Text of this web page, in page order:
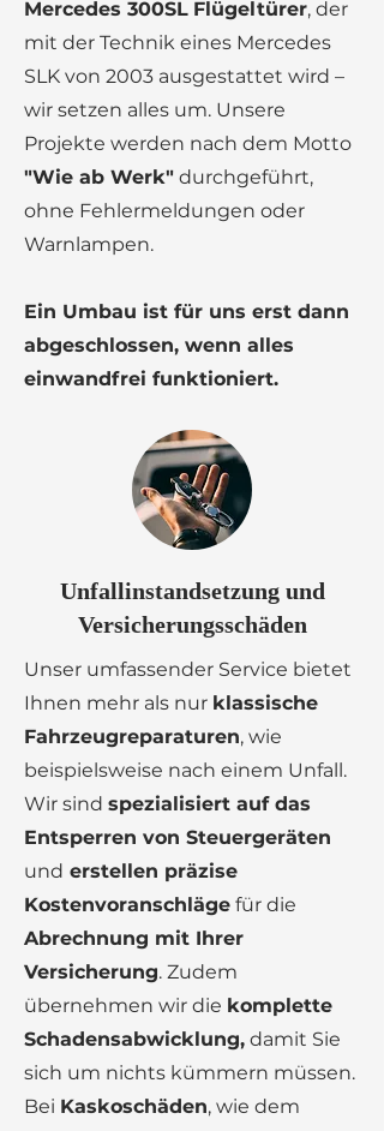
Mercedes 300SL Flügeltürer, der
mit der Technik eines Mercedes
SLK von 2003 ausgestattet wird –
wir setzen alles um. Unsere
Projekte werden nach dem Motto
"Wie ab Werk" durchgeführt,
ohne Fehlermeldungen oder
Warnlampen.
Ein Umbau ist für uns erst dann
abgeschlossen, wenn alles
einwandfrei funktioniert.
Unfall­instandsetzung und
Versicherungs­schäden
Unser umfassender Service bietet
Ihnen mehr als nur klassische
Fahrzeugreparaturen, wie
beispielsweise nach einem Unfall.
Wir sind spezialisiert auf das
Entsperren von Steuergeräten
und erstellen präzise
Kostenvoranschläge für die
Abrechnung mit Ihrer
Versicherung. Zudem
übernehmen wir die komplette
Schadensabwicklung, damit Sie
sich um nichts kümmern müssen.
Bei Kaskoschäden, wie dem